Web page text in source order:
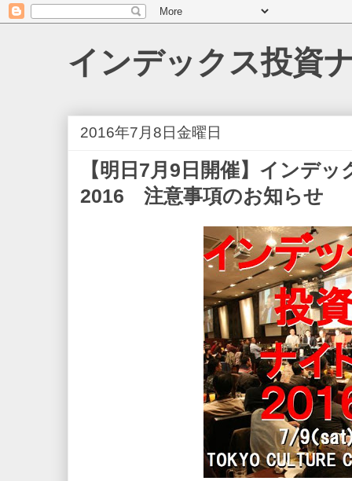
インデックス投資
2016年7月8日金曜日
【明日7月9日開催】インデ
2016 注意事項のお知らせ